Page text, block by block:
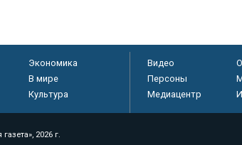
Экономика
В мире
Культура
Видео
Персоны
Медиацентр
2026 г.